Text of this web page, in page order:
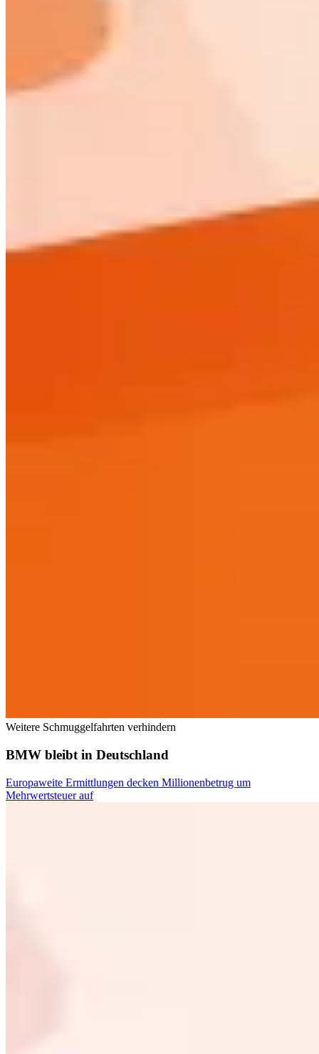
Weitere Schmuggelfahrten verhindern
BMW bleibt in Deutschland
Europaweite Ermittlungen decken Millionenbetrug um
Mehrwertsteuer auf